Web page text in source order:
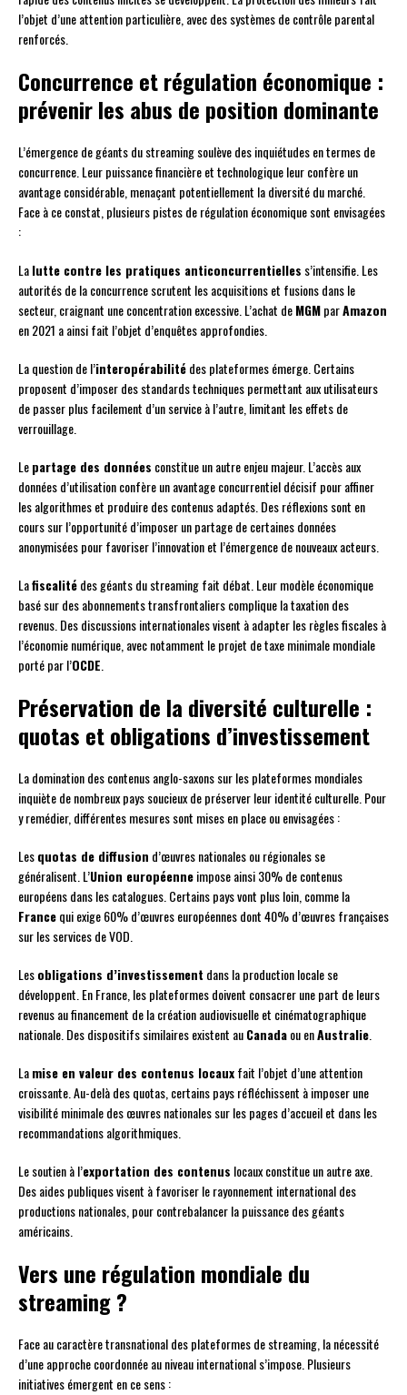
l’objet d’une attention particulière, avec des systèmes de contrôle parental
renforcés.
Concurrence et régulation économique :
prévenir les abus de position dominante
L’émergence de géants du streaming soulève des inquiétudes en termes de
concurrence. Leur puissance financière et technologique leur confère un
avantage considérable, menaçant potentiellement la diversité du marché.
Face à ce constat, plusieurs pistes de régulation économique sont envisagées
:
Lalutte contre les pratiques anticoncurrentielles s’intensifie. Les
autorités de la concurrence scrutent les acquisitions et fusions dans le
secteur, craignant une concentration excessive. L’achat deMGMparAmazon
en 2021 a ainsi fait l’objet d’enquêtes approfondies.
La question de l’interopérabilitédes plateformes émerge. Certains
proposent d’imposer des standards techniques permettant aux utilisateurs
de passer plus facilement d’un service à l’autre, limitant les effets de
verrouillage.
Lepartage des données constitue un autre enjeu majeur. L’accès aux
données d’utilisation confère un avantage concurrentiel décisif pour affiner
les algorithmes et produire des contenus adaptés. Des réflexions sont en
cours sur l’opportunité d’imposer un partage de certaines données
anonymisées pour favoriser l’innovation et l’émergence de nouveaux acteurs.
Lafiscalitédes géants du streaming fait débat. Leur modèle économique
basé sur des abonnements transfrontaliers complique la taxation des
revenus. Des discussions internationales visent à adapter les règles fiscales à
l’économie numérique, avec notamment le projet de taxe minimale mondiale
porté par l’OCDE.
Préservation de la diversité culturelle :
quotas et obligations d’investissement
La domination des contenus anglo-saxons sur les plateformes mondiales
inquiète de nombreux pays soucieux de préserver leur identité culturelle. Pour
y remédier, différentes mesures sont mises en place ou envisagées :
Lesquotas de diffusion d’œuvres nationales ou régionales se
généralisent. L’Union européenneimpose ainsi 30% de contenus
européens dans les catalogues. Certains pays vont plus loin, comme la
Francequi exige 60% d’œuvres européennes dont 40% d’œuvres françaises
sur les services de VOD.
Lesobligations d’investissement dans la production locale se
développent. En France, les plateformes doivent consacrer une part de leurs
revenus au financement de la création audiovisuelle et cinématographique
nationale. Des dispositifs similaires existent auCanadaou enAustralie.
Lamise en valeur des contenus locauxfait l’objet d’une attention
croissante. Au-delà des quotas, certains pays réfléchissent à imposer une
visibilité minimale des œuvres nationales sur les pages d’accueil et dans les
recommandations algorithmiques.
Le soutien à l’exportation des contenus locaux constitue un autre axe.
Des aides publiques visent à favoriser le rayonnement international des
productions nationales, pour contrebalancer la puissance des géants
américains.
Vers une régulation mondiale du
streaming ?
Face au caractère transnational des plateformes de streaming, la nécessité
d’une approche coordonnée au niveau international s’impose. Plusieurs
initiatives émergent en ce sens :